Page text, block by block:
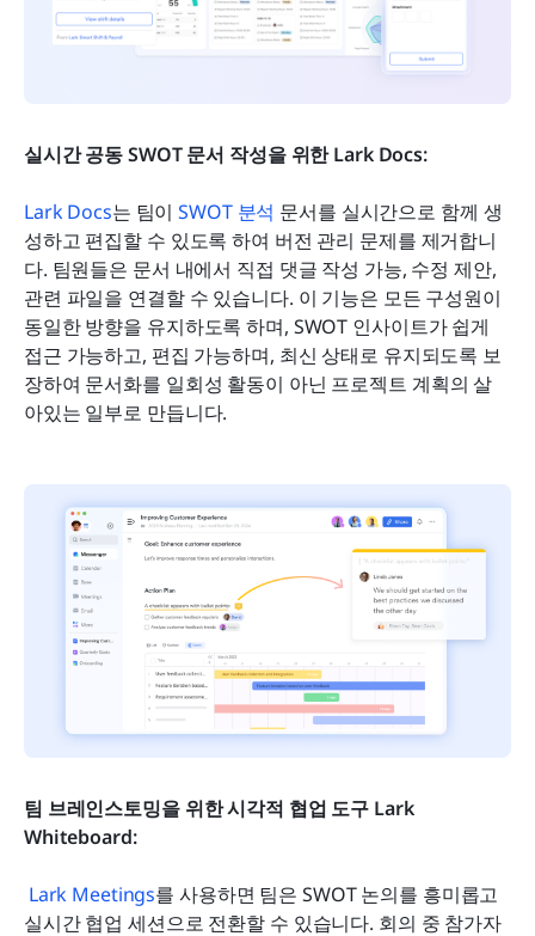
실시간 공동 SWOT 문서 작성을 위한 Lark Docs:
Lark Docs는 팀이 SWOT 분석 문서를 실시간으로 함께 생
성하고 편집할 수 있도록 하여 버전 관리 문제를 제거합니
다. 팀원들은 문서 내에서 직접 댓글 작성 가능, 수정 제안,
관련 파일을 연결할 수 있습니다. 이 기능은 모든 구성원이
동일한 방향을 유지하도록 하며, SWOT 인사이트가 쉽게
접근 가능하고, 편집 가능하며, 최신 상태로 유지되도록 보
장하여 문서화를 일회성 활동이 아닌 프로젝트 계획의 살
아있는 일부로 만듭니다.
팀 브레인스토밍을 위한 시각적 협업 도구 Lark
Whiteboard:
Lark Meetings를 사용하면 팀은 SWOT 논의를 흥미롭고
실시간 협업 세션으로 전환할 수 있습니다. 회의 중 참가자